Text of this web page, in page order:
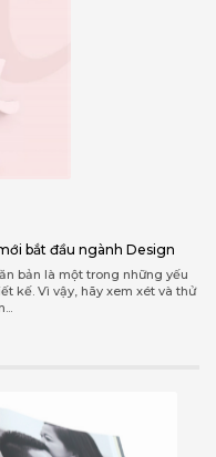
bắt đầu ngành Design
bản là một trong những yếu
kế. Vì vậy, hãy xem xét và thử